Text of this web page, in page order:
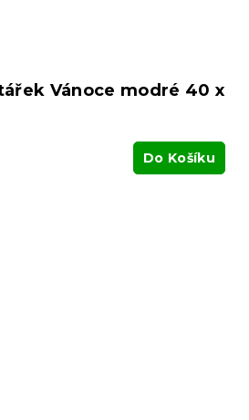
Vánoce modré 40 x
Do Košíku